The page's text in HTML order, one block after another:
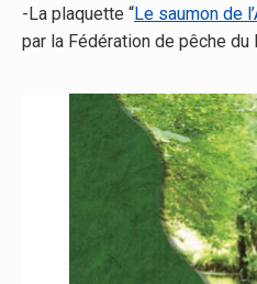
-La plaquette “Le saumon de
par la Fédération de pêche du